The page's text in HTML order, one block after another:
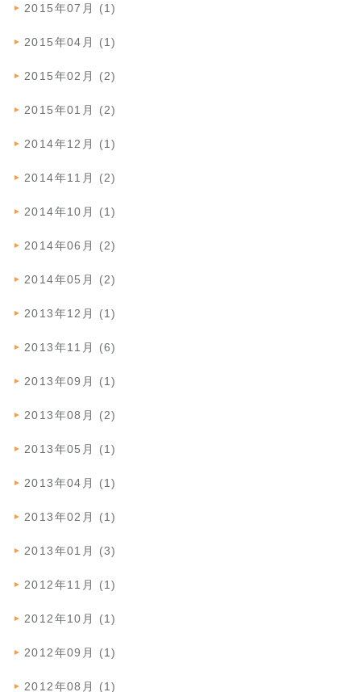
2015年07月 (1)
2015年04月 (1)
2015年02月 (2)
2015年01月 (2)
2014年12月 (1)
2014年11月 (2)
2014年10月 (1)
2014年06月 (2)
2014年05月 (2)
2013年12月 (1)
2013年11月 (6)
2013年09月 (1)
2013年08月 (2)
2013年05月 (1)
2013年04月 (1)
2013年02月 (1)
2013年01月 (3)
2012年11月 (1)
2012年10月 (1)
2012年09月 (1)
2012年08月 (1)